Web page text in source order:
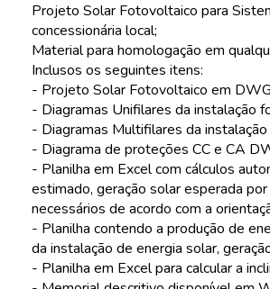
Projeto Solar Fotovoltaico para
concessionária local;
Material para homologação em
Inclusos os seguintes itens:
- Projeto Solar Fotovoltaico em
- Diagramas Unifilares da instalação
- Diagramas Multifilares da
- Diagrama de proteções CC e CA
- Planilha em Excel com cálculos
estimado, geração solar esperada
necessários de acordo com a
- Planilha contendo a produção de
da instalação de energia solar,
- Planilha em Excel para calcular a